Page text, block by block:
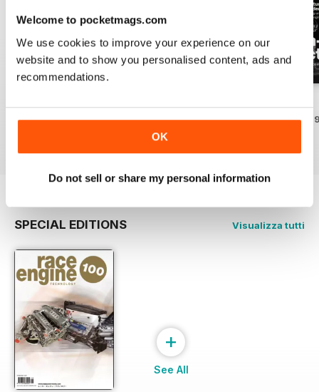
Welcome to pocketmags.com
We use cookies to improve your experience on our
website and to show you personalised content, ads and
recommendations.
OK
Do not sell or share my personal information
Acquista per€21,99
Acquista per€21,99
|Al carrello
Acquista per
SPECIAL EDITIONS Visualizza tutti
+
See All